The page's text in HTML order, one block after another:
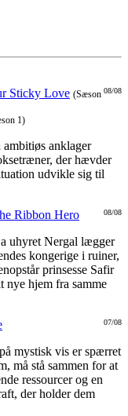
08/08
Sticky Love (Sæson
1)
ambitiøs anklager
der hævder
udvikle sig til
08/08
Ribbon Hero
uhyret Nergal lægger
kongerige i ruiner,
prinsesse Safir
nye hjem fra samme
07/08
mystisk vis er spærret
må stå sammen for at
ressourcer og en
der holder dem